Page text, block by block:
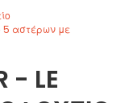
5 αστέρων με
- LE